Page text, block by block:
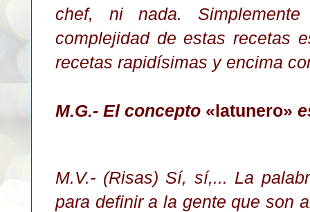
chef, ni nada.
complejidad de estas recetas
recetas rapidísimas y encima
M.G.- El concepto «latunero»
M.V.- (Risas) Sí, sí,... La
para definir a la gente que son